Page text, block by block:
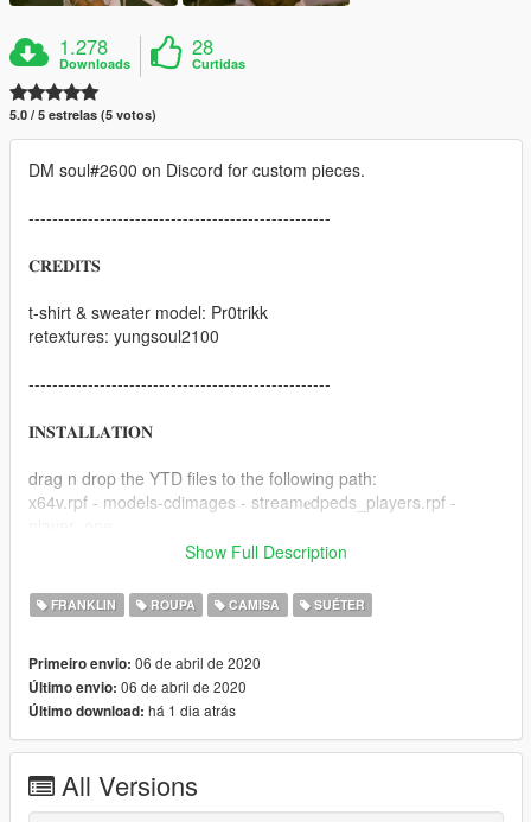
1.278
Downloads
28
Curtidas
5.0 / 5 estrelas (5 votos)
DM soul#2600 on Discord for custom pieces.
---------------------------------------------------
𝐂𝐑𝐄𝐃𝐈𝐓𝐒
t-shirt & sweater model: Pr0trikk
retextures: yungsoul2100
---------------------------------------------------
𝐈𝐍𝐒𝐓𝐀𝐋𝐋𝐀𝐓𝐈𝐎𝐍
drag n drop the YTD files to the following path:
x64v.rpf - models-cdimages - stream𝐞dpeds_players.rpf -
https://www.gta5-mods.com/tools/emfsp-easy-mod-folder-for-
sp-player-mods
---------------------------------------------------
Show Full Description
FRANKLIN ROUPA CAMISA SUÉTER
Primeiro envio: 06 de abril de 2020
Último envio: 06 de abril de 2020
Último download: há 1 dia atrás
All Versions